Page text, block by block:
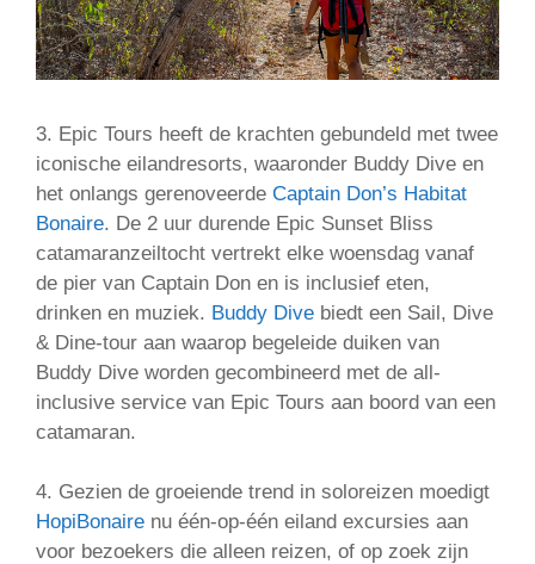
3. Epic Tours heeft de krachten gebundeld met twee
iconische eilandresorts, waaronder Buddy Dive en
het onlangs gerenoveerde Captain Don’s Habitat
Bonaire. De 2 uur durende Epic Sunset Bliss
catamaranzeiltocht vertrekt elke woensdag vanaf
de pier van Captain Don en is inclusief eten,
drinken en muziek. Buddy Dive biedt een Sail, Dive
& Dine-tour aan waarop begeleide duiken van
Buddy Dive worden gecombineerd met de all-
inclusive service van Epic Tours aan boord van een
catamaran.
4. Gezien de groeiende trend in soloreizen moedigt
HopiBonaire nu één-op-één eiland excursies aan
voor bezoekers die alleen reizen, of op zoek zijn